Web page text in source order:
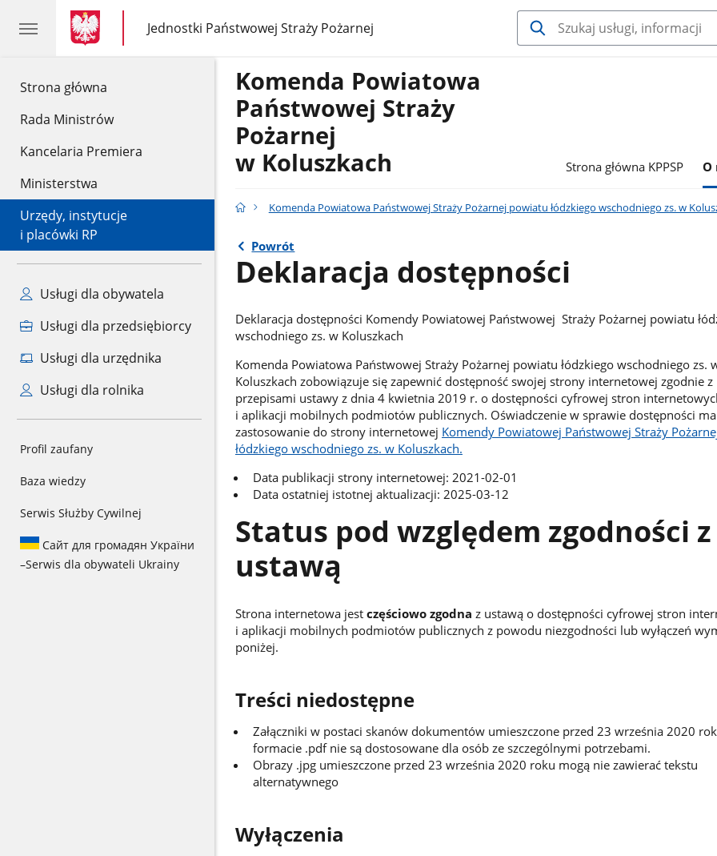
Strona główna
Rada Ministrów
Kancelaria Premiera
Ministerstwa
Urzędy, instytucje
i placówki RP
Usługi dla obywatela
Usługi dla przedsiębiorcy
Usługi dla urzędnika
Usługi dla rolnika
Profil zaufany
Baza wiedzy
Serwis Służby Cywilnej
Сайт для громадян України
–Serwis dla obywateli Ukrainy
gov.pl
gov.pl
Jednostki Państwowej Straży Pożarnej
gov.pl
Jednostki
Państwowej
Komenda Powiatowa
Państwowej Straży
Pożarnej
w Koluszkach
Strona główna KPPSP O
Komenda Powiatowa Państwowej Straży Pożarnej powiatu łódzkiego wschodniego zs. w
Powrót
Deklaracja dostępności
Deklaracja dostępności Komendy Powiatowej Państwowej Straży Pożarnej powiatu
wschodniego zs. w Koluszkach
Komenda Powiatowa Państwowej Straży Pożarnej powiatu łódzkiego wschodniego zs.
Koluszkach zobowiązuje się zapewnić dostępność swojej strony internetowej zgodnie z
przepisami ustawy z dnia 4 kwietnia 2019 r. o dostępności cyfrowej stron
i aplikacji mobilnych podmiotów publicznych. Oświadczenie w sprawie dostępności ma
zastosowanie do strony internetowej Komendy Powiatowej Państwowej Straży
łódzkiego wschodniego zs. w Koluszkach.
Data publikacji strony internetowej: 2021-02-01
Data ostatniej istotnej aktualizacji: 2025-03-12
Status pod względem zgodności z
ustawą
Strona internetowa jest częściowo zgodna z ustawą o dostępności cyfrowej stron
i aplikacji mobilnych podmiotów publicznych z powodu niezgodności lub wyłączeń
poniżej.
Treści niedostępne
Załączniki w postaci skanów dokumentów umieszczone przed 23 września 2020
formacie .pdf nie są dostosowane dla osób ze szczególnymi potrzebami.
Obrazy .jpg umieszczone przed 23 września 2020 roku mogą nie zawierać tekstu
alternatywnego
Wyłączenia